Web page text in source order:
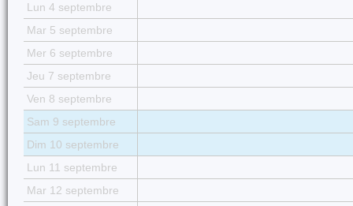
Lun 4 septembre
Mar 5 septembre
Mer 6 septembre
Jeu 7 septembre
Ven 8 septembre
Sam 9 septembre
Dim 10 septembre
Lun 11 septembre
Mar 12 septembre